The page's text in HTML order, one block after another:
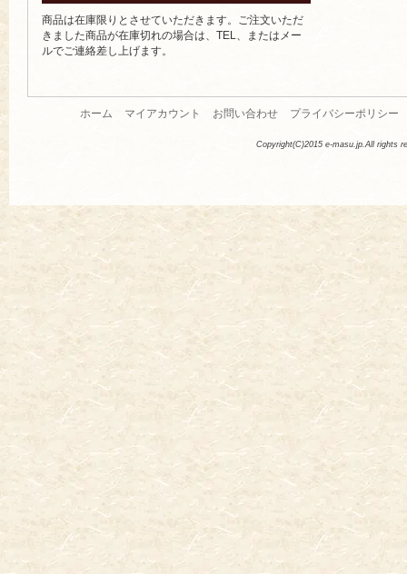
商品は在庫限りとさせていただきます。ご注文いただ
きました商品が在庫切れの場合は、TEL、またはメー
ルでご連絡差し上げます。
ホーム マイアカウント お問い合わせ プライバシーポリシー
Copyright(C)2015 e-masu.jp.All rights